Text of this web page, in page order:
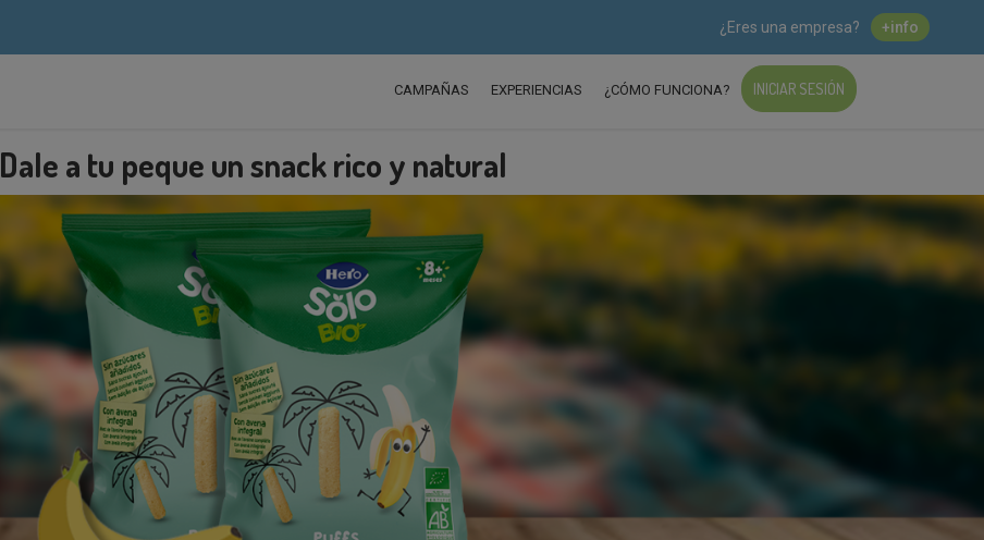
¿Eres una empresa? +info
CAMPAÑAS EXPERIENCIAS ¿CÓMO FUNCIONA? INICIAR SESIÓN
Dale a tu peque un snack rico y natural